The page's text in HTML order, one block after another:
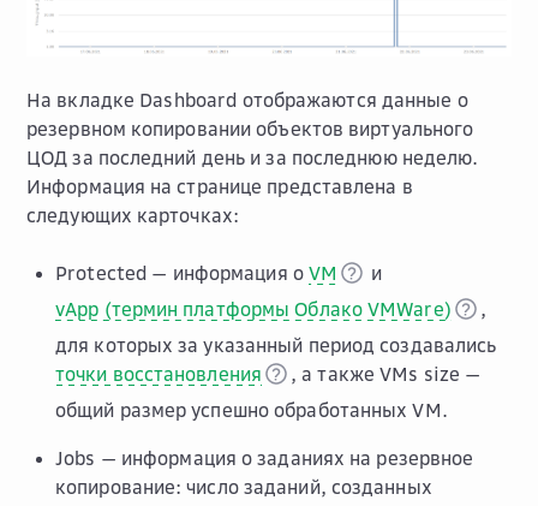
На вкладке Dashboard отображаются данные о
резервном копировании объектов виртуального
ЦОД за последний день и за последнюю неделю.
Информация на странице представлена в
следующих карточках:
Protected — информация о VM
и
vApp (термин платформы Облако VMWare)
,
для которых за указанный период создавались
точки восстановления
, а также VMs size —
общий размер успешно обработанных VM.
Jobs — информация о заданиях на резервное
копирование: число заданий, созданных